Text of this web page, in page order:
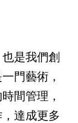
是我們創
門藝術，
間管理，
達成更多